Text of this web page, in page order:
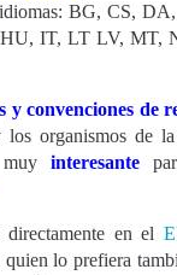
BG, CS,
IT, LT LV, MT,
y convenciones de
los organismos de
muyinteresante
en el
lo prefiera